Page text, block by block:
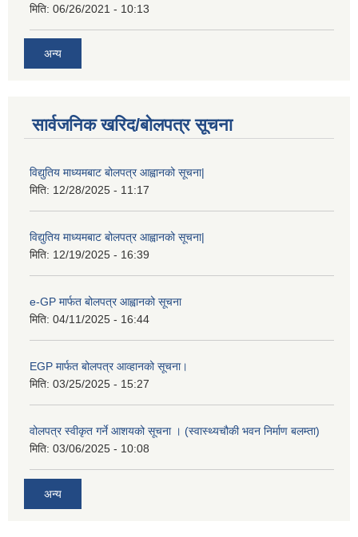
मिति: 06/26/2021 - 10:13
अन्य
सार्वजनिक खरिद/बोलपत्र सूचना
विद्युतिय माध्यमबाट बोलपत्र आह्वानको सूचना|
मिति: 12/28/2025 - 11:17
विद्युतिय माध्यमबाट बोलपत्र आह्वानको सूचना|
मिति: 12/19/2025 - 16:39
e-GP मार्फत बोलपत्र आह्वानको सूचना
मिति: 04/11/2025 - 16:44
EGP मार्फत बोलपत्र आव्हानको सूचना।
मिति: 03/25/2025 - 15:27
वोलपत्र स्वीकृत गर्ने आशयको सूचना । (स्वास्थ्यचौकी भवन निर्माण बलम्ता)
मिति: 03/06/2025 - 10:08
अन्य